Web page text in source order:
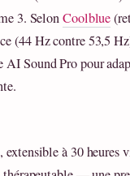
3. SelonCoolblue
(44 Hz contre 53,5
Sound Pro pour
extensible à 30